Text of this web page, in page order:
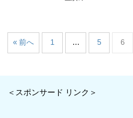
« 前へ 1 … 5 6
＜スポンサード リンク＞